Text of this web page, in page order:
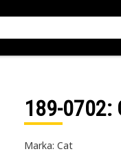
189-0702:
Marka: Cat